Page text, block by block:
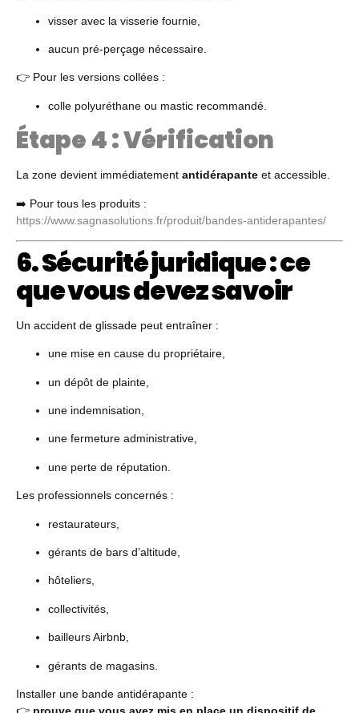
visser avec la visserie fournie,
aucun pré-perçage nécessaire.
👉 Pour les versions collées :
colle polyuréthane ou mastic recommandé.
Étape 4 : Vérification
La zone devient immédiatement antidérapante et accessible.
➡️ Pour tous les produits :
https://www.sagnasolutions.fr/produit/bandes-antiderapantes/
6. Sécurité juridique : ce
que vous devez savoir
Un accident de glissade peut entraîner :
une mise en cause du propriétaire,
un dépôt de plainte,
une indemnisation,
une fermeture administrative,
une perte de réputation.
Les professionnels concernés :
restaurateurs,
gérants de bars d’altitude,
hôteliers,
collectivités,
bailleurs Airbnb,
gérants de magasins.
Installer une bande antidérapante :